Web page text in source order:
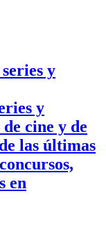
y
cine y de
las últimas
en